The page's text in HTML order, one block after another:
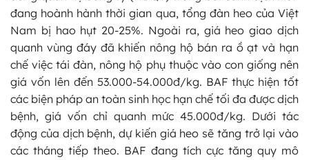
đang hoành hành thời gian qua, tổng đàn heo của Việt
Nam bị hao hụt 20-25%. Ngoài ra, giá heo giao dịch
quanh vùng đáy đã khiến nông hộ bán ra ồ ạt và hạn
chế việc tái đàn, nông hộ phụ thuộc vào con giống nên
giá vốn lên đến 53.000-54.000đ/kg. BAF thực hiện tốt
các biện pháp an toàn sinh học hạn chế tối đa được dịch
bệnh, giá vốn chỉ quanh mức 45.000đ/kg. Dưới tác
động của dịch bệnh, dự kiến giá heo sẽ tăng trở lại vào
các tháng tiếp theo. BAF đang tích cực tăng quy mô